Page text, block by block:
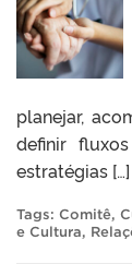
planejar,
definir
estratégias […]
Tags: Comitê,
e Cultura,